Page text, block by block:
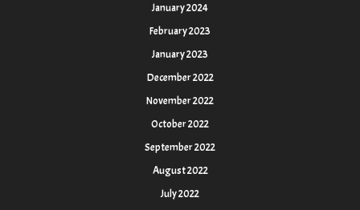
January 2024
February 2023
January 2023
December 2022
November 2022
October 2022
September 2022
August 2022
July 2022